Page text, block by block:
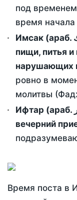
под
время начала
Имсак (араб. إمساك) - воздержание от приема
пищи, питья и
нарушающих
ровно в
молитвы
Ифтар (араб. إفطار) — разговение - это
вечерний
Время поста в